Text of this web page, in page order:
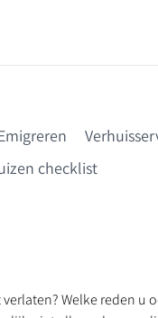
checklist
Welke reden